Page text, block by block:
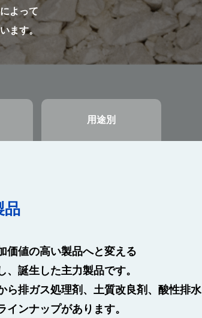
よって
ます。
用途別
品
価値の⾼い製品へと変える
、誕⽣した主⼒製品です。
ら排ガス処理剤、⼟質改良剤、酸性排⽔
インナップがあります。
広がる当社の鉱床は、良質な⽯灰⽯鉱床
の納⼊先から⾼く評価されています。
／消石灰
出される砂岩は硬質であり、アスファル
ート向けの骨材として高く評価されてい
の⽤途に応じた粒度に調整した砕⽯をご
ます。
ちの暮らしに⽋かせない基礎素材です。
鋼といった建築資材をはじめ、紙やゴ
ック、⾷品、環境保護など、様々な⽤途
されています。